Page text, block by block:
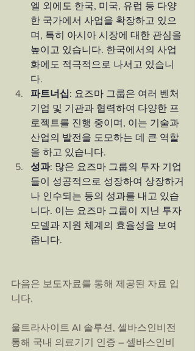
엘 외에도 한국, 미국, 유럽 등 다양
한 국가에서 사업을 확장하고 있으
며, 특히 아시아 시장에 대한 관심을
높이고 있습니다. 한국에서의 사업
화에도 적극적으로 나서고 있습니
다.
파트너십 : 요즈마 그룹은 여러 벤처
기업 및 기관과 협력하여 다양한 프
로젝트를 진행 중이며, 이는 기술과
산업의 발전을 도모하는 데 큰 역할
을 하고 있습니다.
성과: 많은 요즈마 그룹의 투자 기업
들이 성공적으로 성장하여 상장하거
나 인수되는 등의 성과를 내고 있습
니다. 이는 요즈마 그룹이 지닌 투자
모델과 지원 체계의 효율성을 보여
줍니다.
다음은 보도자료를 통해 제공된 자료 입
니다.
울트라사이트 AI 솔루션, 셀바스인비전
통해 국내 의료기기 인증 – 셀바스인비